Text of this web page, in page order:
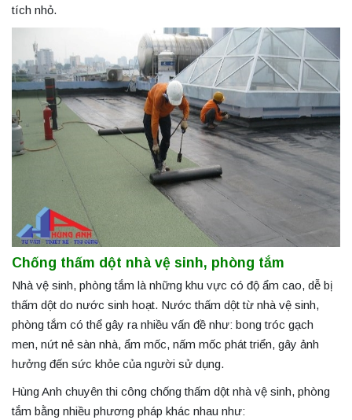
tích nhỏ.
Chống thấm dột nhà vệ sinh, phòng tắm
Nhà vệ sinh, phòng tắm là những khu vực có độ ẩm cao, dễ bị
thấm dột do nước sinh hoạt. Nước thấm dột từ nhà vệ sinh,
phòng tắm có thể gây ra nhiều vấn đề như: bong tróc gạch
men, nứt nẻ sàn nhà, ẩm mốc, nấm mốc phát triển, gây ảnh
hưởng đến sức khỏe của người sử dụng.
Hùng Anh chuyên thi công chống thấm dột nhà vệ sinh, phòng
tắm bằng nhiều phương pháp khác nhau như: